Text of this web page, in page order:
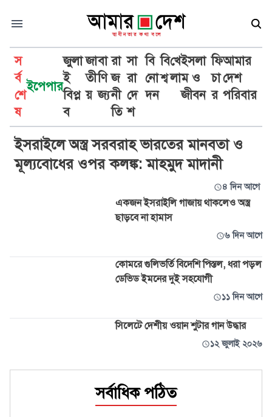
স
র্ব
শে
ষ
ইপেপার
জুলা
ই
বিপ্ল
ব
জা
তী
য়
বা
ণি
জ্য
রা
জ
নী
তি
সা
রা
দে
শ
বি
নো
দন
বি
শ্ব
খে
লা
ইসলা
ম ও
জীবন
ফি
চা
র
আমার
দেশ
পরিবার
অস্ত্র
ইসরাইলে অস্ত্র সরবরাহ ভারতের মানবতা ও
মূল্যবোধের ওপর কলঙ্ক: মাহমুদ মাদানী
৪ দিন আগে
একজন ইসরাইলি গাজায় থাকলেও অস্ত্র
ছাড়বে না হামাস
৬ দিন আগে
কোমরে গুলিভর্তি বিদেশি পিস্তল, ধরা পড়ল
ডেভিড ইমনের দুই সহযোগী
১১ দিন আগে
সিলেটে দেশীয় ওয়ান শুটার গান উদ্ধার
১২ জুলাই ২০২৬
সর্বাধিক পঠিত